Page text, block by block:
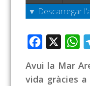
▼ Descarregar
Facebook
Avui la Mar
vida gràcies a